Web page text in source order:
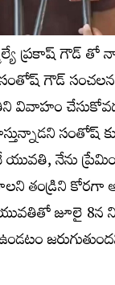
ప్రకాష్ గౌడ్ తో
గౌడ్
వివాహం
సంతోష్
యువతి, నేను
తండ్రిని
జూలై 8న